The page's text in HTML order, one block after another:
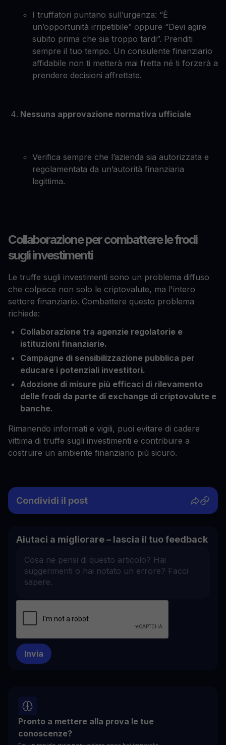
I truffatori puntano sull’urgenza: “È
un’opportunità irripetibile” oppure “Devi agire
subito prima che sia troppo tardi”. Prenditi
sempre il tuo tempo. Un consulente finanziario
affidabile non ti metterà mai fretta né ti forzerà a
prendere decisioni affrettate.
Nessuna approvazione normativa ufficiale
Verifica sempre che l’azienda sia autorizzata e
regolamentata da un’autorità finanziaria
legittima.
Collaborazione per combattere le frodi
sugli investimenti
Le truffe sugli investimenti sono un problema diffuso
che colpisce non solo le criptovalute, ma l'intero
settore finanziario. Combattere questo problema
richiede:
Collaborazione tra agenzie regolatorie e
istituzioni finanziarie.
Campagne di sensibilizzazione pubblica per
educare i potenziali investitori.
Adozione di misure più efficaci di rilevamento
delle frodi da parte di exchange di criptovalute e
banche.
Rimanendo informati e vigili, puoi evitare di cadere
vittima di truffe sugli investimenti e contribuire a
costruire un ambiente finanziario più sicuro.
Condividi il post
Aiutaci a migliorare – lascia il tuo feedback
Pronto a mettere alla prova le tue
conoscenze?